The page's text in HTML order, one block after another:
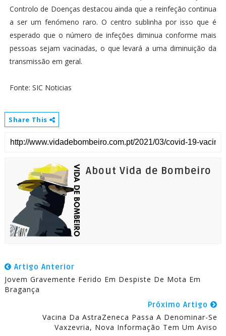
Controlo de Doenças destacou ainda que a reinfeção continua
a ser um fenómeno raro. O centro sublinha por isso que é
esperado que o número de infeções diminua conforme mais
pessoas sejam vacinadas, o que levará a uma diminuição da
transmissão em geral.
Fonte: SIC Noticias
Share This
About Vida de Bombeiro
Artigo Anterior
Jovem Gravemente Ferido Em Despiste De Mota Em
Bragança
Próximo Artigo
Vacina Da AstraZeneca Passa A Denominar-Se
Vaxzevria, Nova Informação Tem Um Aviso